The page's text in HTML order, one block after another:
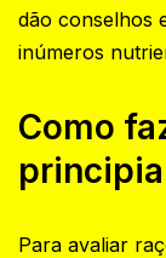
dão conselhos
inúmeros
Como
Para avaliar